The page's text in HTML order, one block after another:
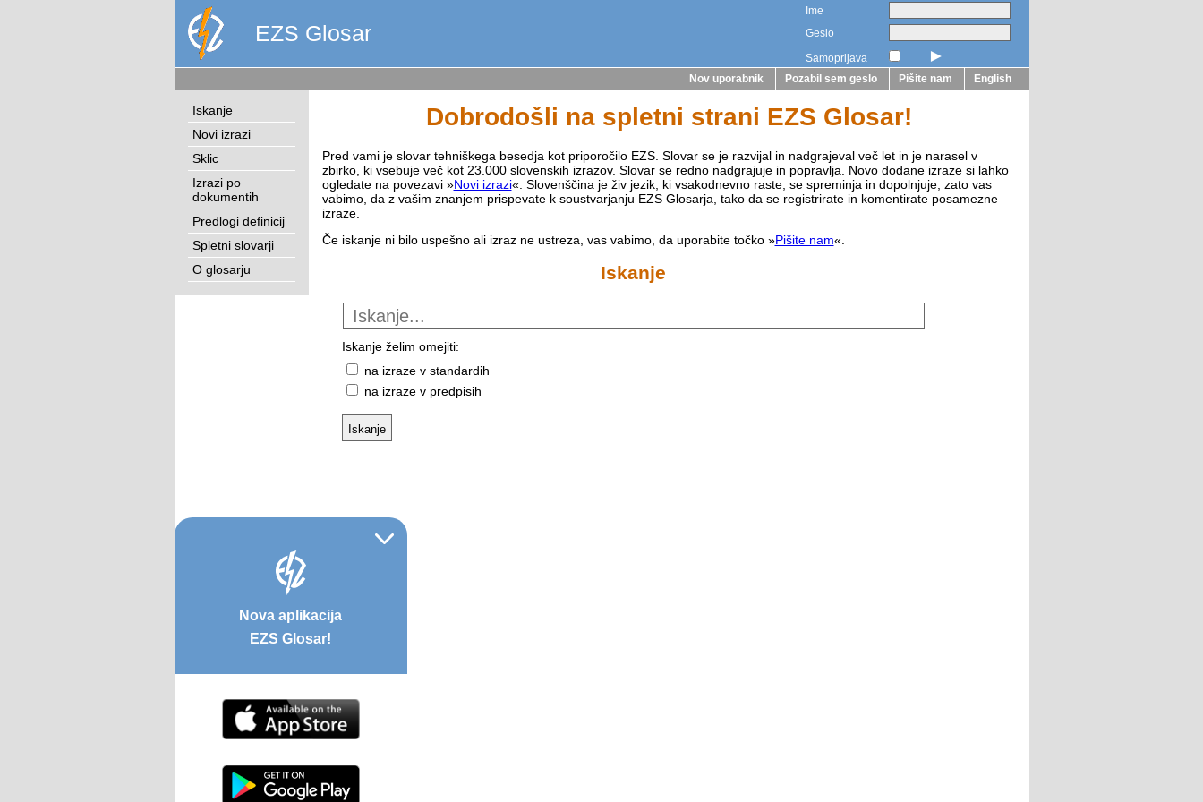
Ime
Geslo
Samoprijava
►
EZS Glosar
Nov uporabnik Pozabil sem geslo Pišite nam English
Iskanje
Novi izrazi
Sklic
Izrazi po
dokumentih
Predlogi definicij
Spletni slovarji
O glosarju
Dobrodošli na spletni strani EZS Glosar!
Pred vami je slovar tehniškega besedja kot priporočilo EZS. Slovar se je razvijal in nadgrajeval več let in je narasel v
zbirko, ki vsebuje več kot 23.000 slovenskih izrazov. Slovar se redno nadgrajuje in popravlja. Novo dodane izraze si lahko
ogledate na povezavi »Novi izrazi«. Slovenščina je živ jezik, ki vsakodnevno raste, se spreminja in dopolnjuje, zato vas
vabimo, da z vašim znanjem prispevate k soustvarjanju EZS Glosarja, tako da se registrirate in komentirate posamezne
izraze.
Če iskanje ni bilo uspešno ali izraz ne ustreza, vas vabimo, da uporabite točko »Pišite nam«.
Iskanje
Iskanje želim omejiti:
na izraze v standardih
na izraze v predpisih
Nova aplikacija
EZS Glosar!